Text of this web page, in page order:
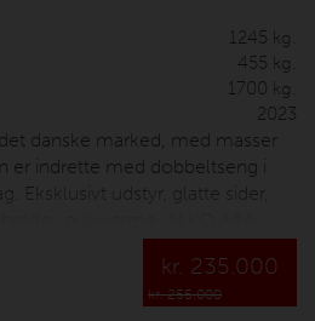
1245 kg.
455 kg.
1700 kg.
2023
danske marked, med masser
indrette med dobbeltseng i
Eksklusivt udstyr, glatte sider,
belysning, stor service
KG aksel men kan nedvejes,
omkostninger. Vonsild
kr. 235.000
kr. 255.000